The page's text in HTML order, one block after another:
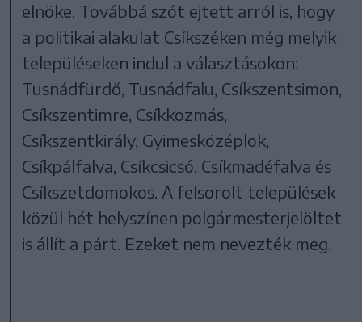
elnöke. Továbbá szót ejtett arról is, hogy
a politikai alakulat Csíkszéken még melyik
településeken indul a választásokon:
Tusnádfürdő, Tusnádfalu, Csíkszentsimon,
Csíkszentimre, Csíkkozmás,
Csíkszentkirály, Gyimesközéplok,
Csíkpálfalva, Csíkcsicsó, Csíkmadéfalva és
Csíkszetdomokos. A felsorolt települések
közül hét helyszínen polgármesterjelöltet
is állít a párt. Ezeket nem nevezték meg.